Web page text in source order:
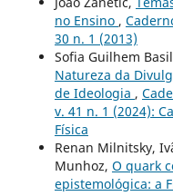
no Ensino ,
30 n. 1 (2013)
Sofia Guilhem
Natureza da
de Ideologia ,
v. 41 n. 1 (2024):
Física
Renan Milnitsky,
Munhoz, O quark
epistemológica: a